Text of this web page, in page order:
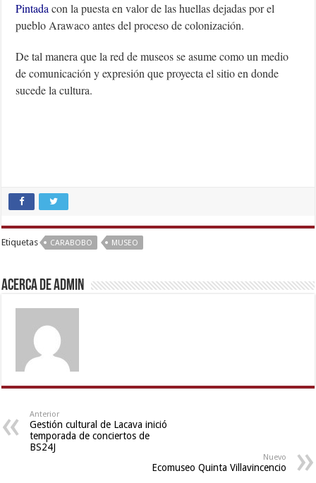
Pintada con la puesta en valor de las huellas dejadas por el
pueblo Arawaco antes del proceso de colonización.
De tal manera que la red de museos se asume como un medio
de comunicación y expresión que proyecta el sitio en donde
sucede la cultura.
indian
group
porn
video,
kamasutra,
video
hd
xxx
videos
Etiquetas CARABOBO MUSEO
Acerca de admin
Anterior
Gestión cultural de Lacava inició
temporada de conciertos de
BS24J
Nuevo
Ecomuseo Quinta Villavincencio